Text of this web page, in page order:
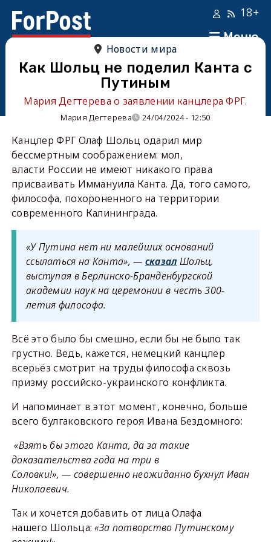
Меню
18+
Новости мира
Как Шольц не поделил Канта с
Путиным
Мария Дегтерева о заявлении канцлера ФРГ.
Мария Дегтерева 24/04/2024 - 12:50
Канцлер ФРГ Олаф Шольц одарил мир
бессмертным соображением: мол,
власти России не имеют никакого права
присваивать Иммануила Канта. Да, того самого,
философа, похороненного на территории
современного Калининграда.
«У Путина нет ни малейших оснований
ссылаться на Канта», — сказалШольц,
выступая в Берлинско-Бранденбургской
академии наук на церемонии в честь 300-
летия философа.
Всё это было бы смешно, если бы не было так
грустно. Ведь, кажется, немецкий канцлер
всерьёз смотрит на труды философа сквозь
призму российско-украинского конфликта.
И напоминает в этот момент, конечно, больше
всего булгаковского героя Ивана Бездомного:
«Взять бы этого Канта, да за такие
доказательства года на три в
Соловки!», — совершенно неожиданно бухнул Иван
Николаевич.
Так и хочется добавить от лица Олафа
нашего Шольца:«За потворство Путинскому